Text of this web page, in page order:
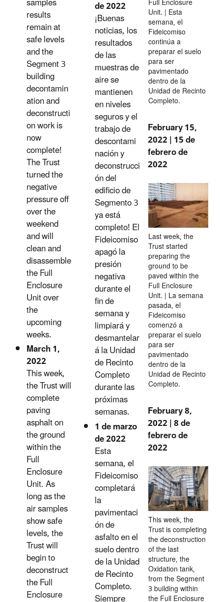
results
remain at
safe levels
and the
Segment 3
building
decontamin
ation and
deconstructi
on work is
now
complete!
The Trust
turned the
negative
pressure off
over the
weekend
and will
clean and
disassemble
the Full
Enclosure
Unit over
the
upcoming
weeks.
March 1,
2022
This week,
the Trust will
complete
paving
asphalt on
the ground
within the
Full
Enclosure
Unit. As
long as the
air samples
show safe
levels, the
Trust will
begin to
deconstruct
the Full
Enclosure
de 2022
¡Buenas
noticias, los
resultados
de las
muestras de
aire se
mantienen
en niveles
seguros y el
trabajo de
descontami
nación y
deconstrucci
ón del
edificio de
Segmento 3
ya está
completo! El
Fideicomiso
apagó la
presión
negativa
durante el
fin de
semana y
limpiará y
desmantelar
á la Unidad
de Recinto
Completo
durante las
próximas
semanas.
1 de marzo
de 2022
Esta
semana, el
Fideicomiso
completará
la
pavimentaci
ón de
asfalto en el
suelo dentro
de la Unidad
de Recinto
Completo.
Unit. | Esta
semana, el
Fideicomiso
continúa a
preparar el suelo
para ser
pavimentado
dentro de la
Unidad de Recinto
Completo.
February 15,
2022 | 15 de
febrero de
2022
Last week, the
Trust started
preparing the
ground to be
paved within the
Full Enclosure
Unit. | La semana
pasada, el
Fideicomiso
comenzó a
preparar el suelo
para ser
pavimentado
dentro de la
Unidad de Recinto
Completo.
February 8,
2022 | 8 de
febrero de
2022
This week, the
Trust is completing
the deconstruction
of the last
structure, the
Oxidation tank,
from the Segment
3 building within
the Full Enclosure